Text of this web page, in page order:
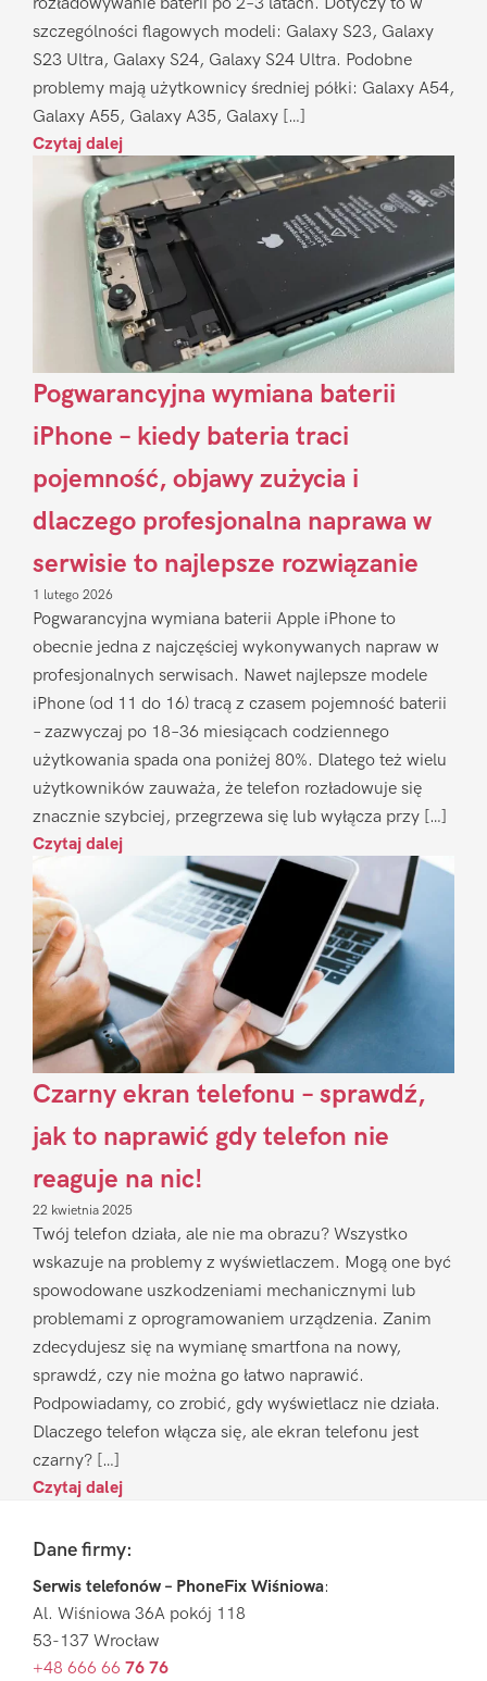
rozładowywanie baterii po 2–3 latach. Dotyczy to w
szczególności flagowych modeli: Galaxy S23, Galaxy
S23 Ultra, Galaxy S24, Galaxy S24 Ultra. Podobne
problemy mają użytkownicy średniej półki: Galaxy A54,
Galaxy A55, Galaxy A35, Galaxy […]
Czytaj dalej
Pogwarancyjna wymiana baterii
iPhone – kiedy bateria traci
pojemność, objawy zużycia i
dlaczego profesjonalna naprawa w
serwisie to najlepsze rozwiązanie
1 lutego 2026
Pogwarancyjna wymiana baterii Apple iPhone to
obecnie jedna z najczęściej wykonywanych napraw w
profesjonalnych serwisach. Nawet najlepsze modele
iPhone (od 11 do 16) tracą z czasem pojemność baterii
– zazwyczaj po 18–36 miesiącach codziennego
użytkowania spada ona poniżej 80%. Dlatego też wielu
użytkowników zauważa, że telefon rozładowuje się
znacznie szybciej, przegrzewa się lub wyłącza przy […]
Czytaj dalej
Czarny ekran telefonu – sprawdź,
jak to naprawić gdy telefon nie
reaguje na nic!
22 kwietnia 2025
Twój telefon działa, ale nie ma obrazu? Wszystko
wskazuje na problemy z wyświetlaczem. Mogą one być
spowodowane uszkodzeniami mechanicznymi lub
problemami z oprogramowaniem urządzenia. Zanim
zdecydujesz się na wymianę smartfona na nowy,
sprawdź, czy nie można go łatwo naprawić.
Podpowiadamy, co zrobić, gdy wyświetlacz nie działa.
Dlaczego telefon włącza się, ale ekran telefonu jest
czarny? […]
Czytaj dalej
FooterDane firmy:
Serwis telefonów – PhoneFix Wiśniowa:
Al. Wiśniowa 36A pokój 118
53-137 Wrocław
+48 666 66 76 76